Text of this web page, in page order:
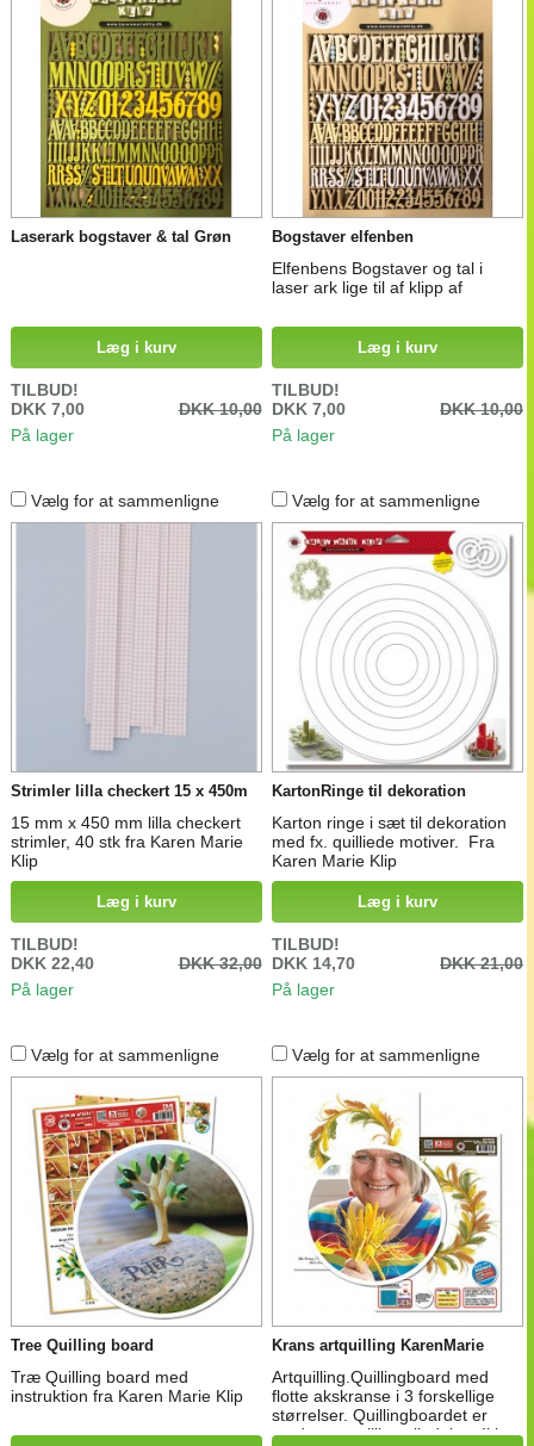
Laserark bogstaver & tal Grøn
Læg i kurv
TILBUD!
DKK 7,00
DKK 10,00
På lager
Bogstaver elfenben
Elfenbens Bogstaver og tal i
laser ark lige til af klipp af
Læg i kurv
TILBUD!
DKK 7,00
DKK 10,00
På lager
Vælg for at sammenligne
Strimler lilla checkert 15 x 450m
15 mm x 450 mm lilla checkert
strimler, 40 stk fra Karen Marie
Klip
Læg i kurv
TILBUD!
DKK 22,40
DKK 32,00
På lager
Vælg for at sammenligne
KartonRinge til dekoration
Karton ringe i sæt til dekoration
med fx. quilliede motiver. Fra
Karen Marie Klip
Læg i kurv
TILBUD!
DKK 14,70
DKK 21,00
På lager
Vælg for at sammenligne
Tree Quilling board
Træ Quilling board med
instruktion fra Karen Marie Klip
Vælg for at sammenligne
Krans artquilling KarenMarie
Artquilling.Quillingboard med
flotte akskranse i 3 forskellige
størrelser. Quillingboardet er
med pap og lille vejledning. Ikke